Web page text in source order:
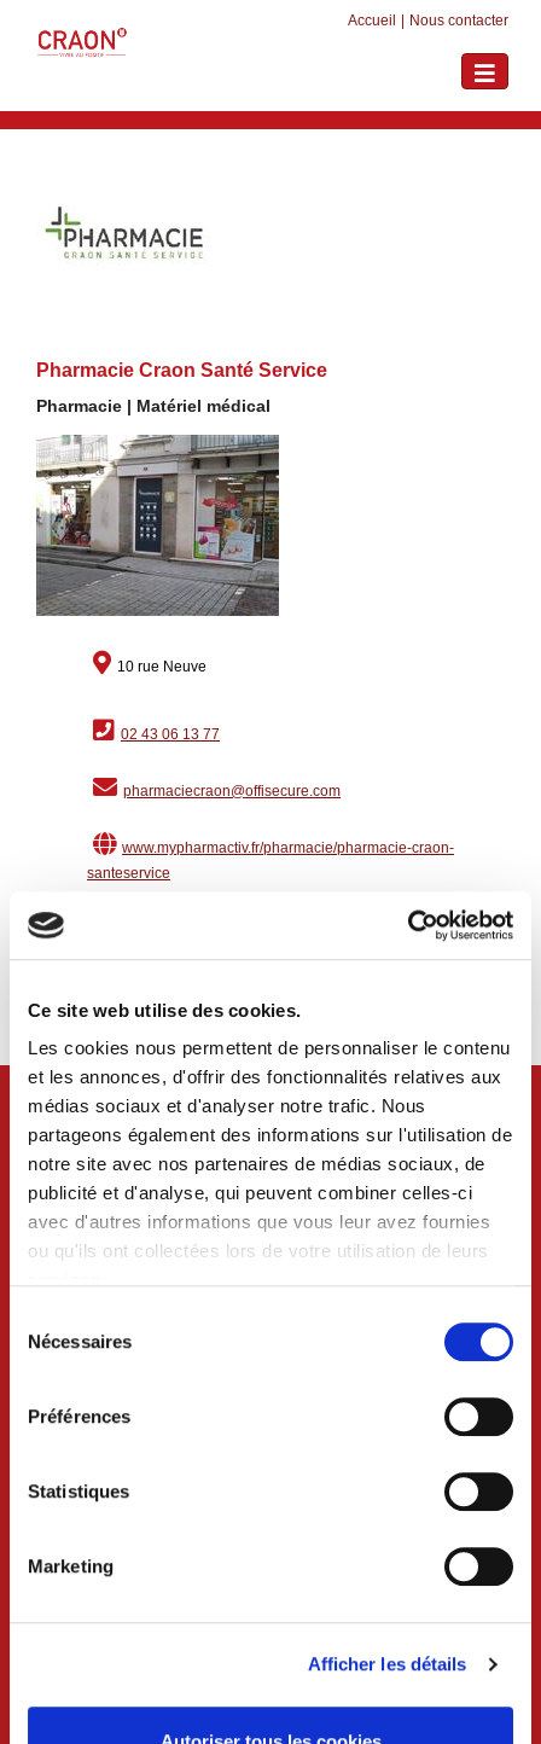
Ce site web utilise des cookies.
Les cookies nous permettent de personnaliser le contenu
et les annonces, d'offrir des fonctionnalités relatives aux
médias sociaux et d'analyser notre trafic. Nous
partageons également des informations sur l'utilisation de
notre site avec nos partenaires de médias sociaux, de
publicité et d'analyse, qui peuvent combiner celles-ci
avec d'autres informations que vous leur avez fournies
ou qu'ils ont collectées lors de votre utilisation de leurs
consentement
Nécessaires
Préférences
Statistiques
Marketing
Afficher les détails
Accueil Nous contacter
Toggle
Pharmacie Craon Santé Service
Pharmacie | Matériel médical
10 rue Neuve
02 43 06 13 77
pharmaciecraon@offisecure.com
www.mypharmactiv.fr/pharmacie/pharmacie-craon-
santeservice
Nous contacter
Lundi au mercredi 8h30-12h et 13h30-18h
Vendredi 8h30-12h et 13h30-17h